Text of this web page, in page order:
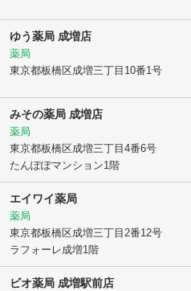
ゆう薬局 成増店
薬局
東京都板橋区成増三丁目10番1号
みその薬局 成増店
薬局
東京都板橋区成増三丁目4番6号
たんぽぽマンション1階
エイワイ薬局
薬局
東京都板橋区成増三丁目2番12号
ラフォーレ成増1階
ビオ薬局 成増駅前店